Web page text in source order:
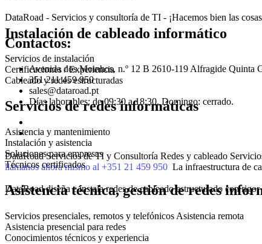
DataRoad - Servicios y consultoría de TI - ¡Hacemos bien las
Contactos:
Avenida dos Moinhos, n.º 12 B 2610-119 Alfragide Quinta
351 211 459 950
sales@dataroad.pt
Días laborables: de 09:30 a 18:30. Domingo: cerrado.
DataRoad Servicios de TI y Consultoría Redes y cableado
llámanos ahora mismo al +351 21 459 950 La infraestructura de
DataRoad diseña e instala redes de cableado estructurado con
Instalación de cableado informático
Servicios de instalación
Certificaciones / Experiencia
Cableado y redes estructuradas
Servicios de redes informáticas
Asistencia y mantenimiento
Instalación y asistencia
Soluciones para empresas
Técnicos certificados
Asistencia técnica, gestión de redes
Servicios presenciales, remotos y telefónicos Asistencia remota
Asistencia presencial para redes
Conocimientos técnicos y experiencia